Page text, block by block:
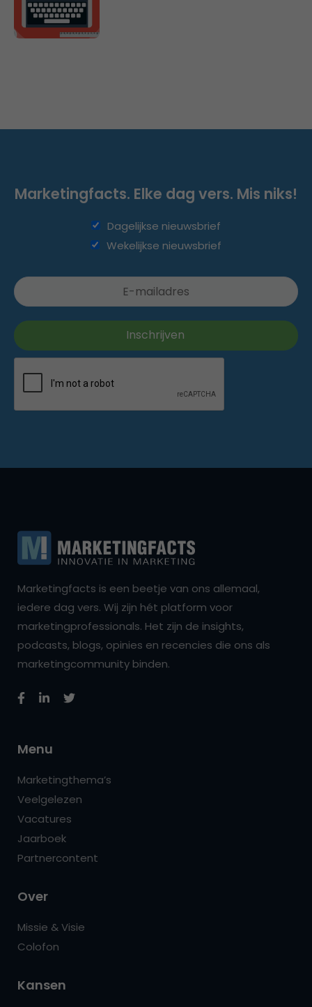
Marketingfacts. Elke dag vers. Mis niks!
Dagelijkse nieuwsbrief
Wekelijkse nieuwsbrief
Marketingfacts is een beetje van ons allemaal,
iedere dag vers. Wij zijn hét platform voor
marketingprofessionals. Het zijn de insights,
podcasts, blogs, opinies en recencies die ons als
marketingcommunity binden.
Menu
Marketingthema’s
Veelgelezen
Vacatures
Jaarboek
Partnercontent
Over
Missie & Visie
Colofon
Kansen